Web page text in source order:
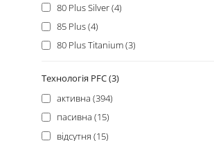
80 Plus Silver (4)
85 Plus (4)
80 Plus Titanium (3)
Технологія PFC (3)
активна (394)
пасивна (15)
відсутня (15)